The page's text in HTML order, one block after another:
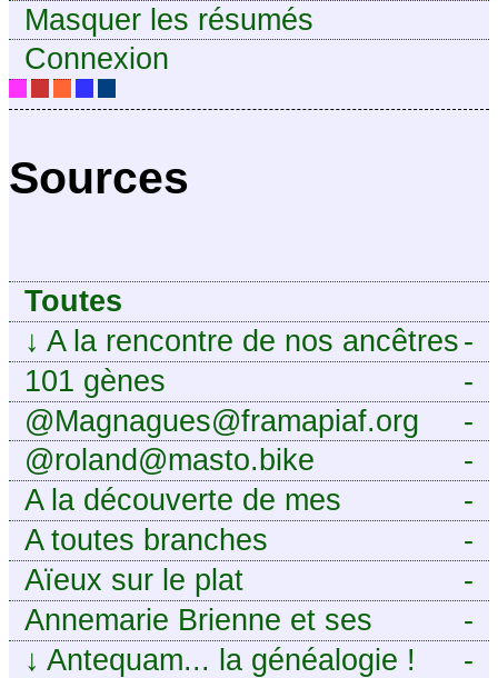
Masquer les résumés
Connexion
Sources
Toutes
-
↓ A la rencontre de nos ancêtres
-
101 gènes
-
@Magnagues@framapiaf.org
-
@roland@masto.bike
-
A la découverte de mes
ancêtres
-
A toutes branches
-
Aïeux sur le plat
-
Annemarie Brienne et ses
challenges de A à Z
-
↓ Antequam... la généalogie !